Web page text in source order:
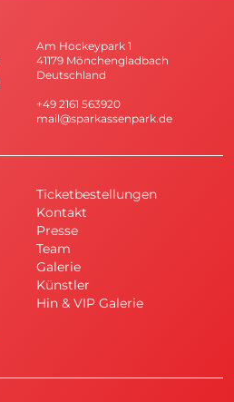
Am Hockeypark 1
41179 Mönchengladbach
Deutschland
+49 2161 563920
mail@sparkassenpark.de
Ticketbestellungen
Kontakt
Presse
Team
Galerie
Künstler
Hin & VIP Galerie